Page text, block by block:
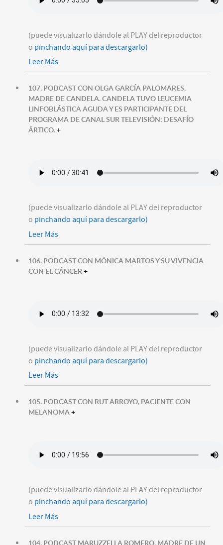
(puede visualizarlo dándole al PLAY del reproductor
o pinchando aquí para descargarlo)
Leer Más
107. PODCAST CON OLGA GARCÍA PALOMARES,
MADRE DE CANDELA. CANDELA TUVO LEUCEMIA
LINFOBLÁSTICA AGUDA Y ES PARTICIPANTE DEL
PROGRAMA DE CANAL SUR TELEVISIÓN: DESAFÍO
ÁRTICO.+
(puede visualizarlo dándole al PLAY del reproductor
o pinchando aquí para descargarlo)
Leer Más
106. PODCAST CON MÓNICA MARTOS Y SU VIVENCIA
CON EL CÁNCER +
(puede visualizarlo dándole al PLAY del reproductor
o pinchando aquí para descargarlo)
Leer Más
105. PODCAST CON RUT ARROYO, PACIENTE CON
MELANOMA+
(puede visualizarlo dándole al PLAY del reproductor
o pinchando aquí para descargarlo)
Leer Más
104. PODCAST MARUZZELLA ROMERO, MADRE DE UN